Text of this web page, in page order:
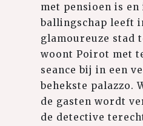
met pensioen is
ballingschap leeft
glamoureuze stad
woont Poirot met
seance bij in een
behekste palazzo.
de gasten wordt
de detective